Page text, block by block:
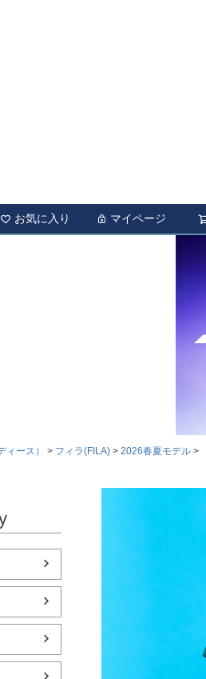
お気に入り マイページ
ィース） フィラ(FILA) 2026春夏モデル